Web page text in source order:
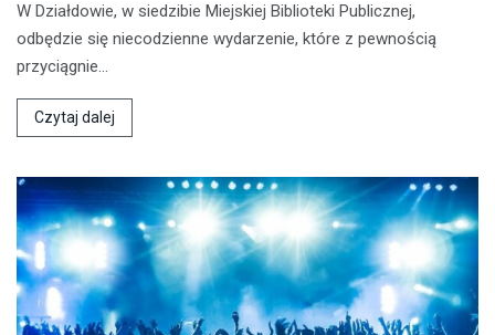
W Działdowie, w siedzibie Miejskiej Biblioteki Publicznej,
odbędzie się niecodzienne wydarzenie, które z pewnością
przyciągnie…
Czytaj dalej